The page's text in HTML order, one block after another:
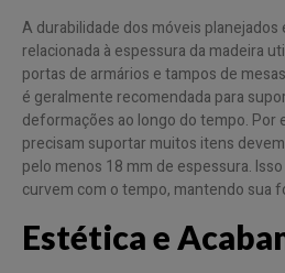
A durabilidade dos móveis
relacionada à espessura da madeira
portas de armários e tampos de
é geralmente recomendada para
deformações ao longo do tempo. Por
precisam suportar muitos itens
pelo menos 18 mm de espessura.
curvem com o tempo, mantendo sua
Estética e